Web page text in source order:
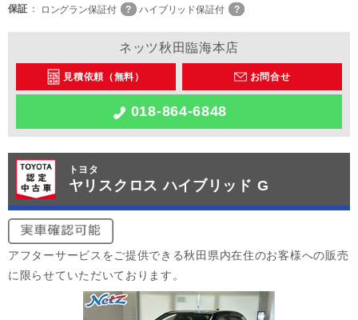
保証
ロングラン保証付 ハイブリッド保証付
ネッツ秋田臨海本店
見積依頼（無料） お問合せ
018-864-6848
トヨタ
ヤリスクロス ハイブリッド G
アフターサービスをご提供できる秋田県内在住のお客様への販売
に限らせていただいております。